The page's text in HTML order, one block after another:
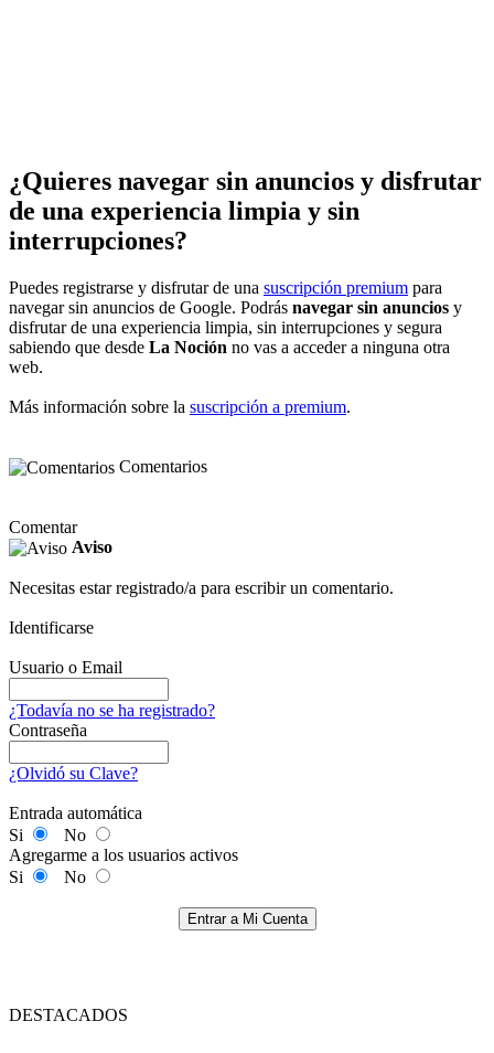
¿Quieres navegar sin anuncios y disfrutar
de una experiencia limpia y sin
interrupciones?
Puedes registrarse y disfrutar de una suscripción premium para
navegar sin anuncios de Google. Podrás navegar sin anuncios y
disfrutar de una experiencia limpia, sin interrupciones y segura
sabiendo que desde La Noción no vas a acceder a ninguna otra
web.
Más información sobre la suscripción a premium.
Comentarios
Comentar
Aviso
Necesitas estar registrado/a para escribir un comentario.
Identificarse
Usuario o Email
¿Todavía no se ha registrado?
Contraseña
¿Olvidó su Clave?
Entrada automática
Si
No
Agregarme a los usuarios activos
Si
No
Entrar a Mi Cuenta
DESTACADOS